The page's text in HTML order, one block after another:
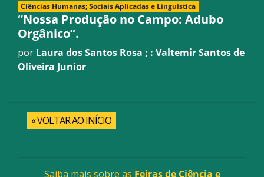
Ciências Humanas; Sociais Aplicadas e Linguística
“Nossa Produção no Campo: Adubo
Orgânico”.
por Laura dos Santos Rosa ; : Valtemir Santos de
Oliveira Junior
« VOLTAR AO INÍCIO
Saiba mais sobre as Feiras de Ciência e